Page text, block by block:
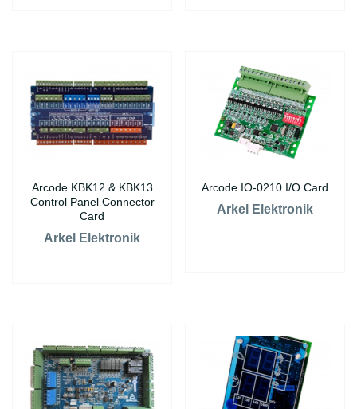
Arcode KBK12 & KBK13
Control Panel Connector
Card
Arkel Elektronik
Arcode IO-0210 I/O Card
Arkel Elektronik